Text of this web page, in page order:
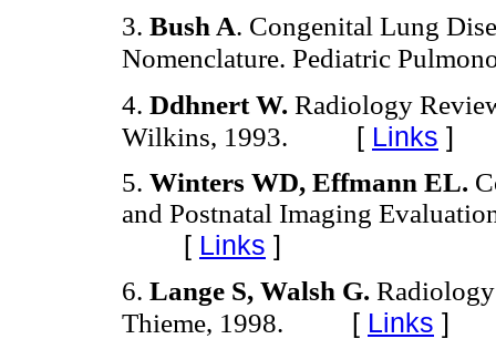
3. Bush A. Congenital Lung
Nomenclature. Pediatric
4. Ddhnert W. Radiology
Wilkins, 1993.
[ Links ]
5. Winters WD, Effmann EL.
and Postnatal Imaging
[ Links ]
6. Lange S, Walsh G.
Thieme, 1998.
[ Links ]